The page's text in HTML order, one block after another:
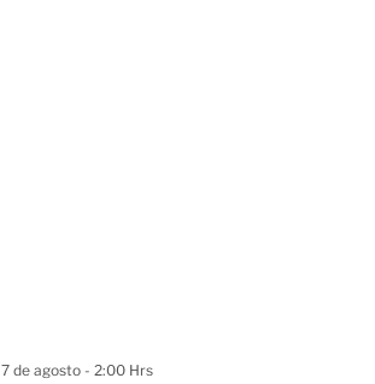
7 de agosto - 2:00 Hrs